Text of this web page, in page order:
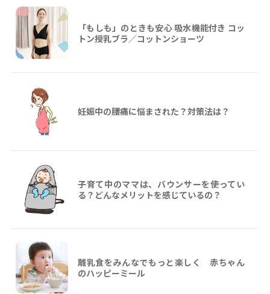
「もしも」のときも安心 吸水機能付き コッ
トン授乳ブラ／コットンショーツ
妊娠中の腰痛に悩まされた？対策法は？
子育て中のママは、バウンサーを使ってい
る？どんなメリットを感じているの？
離乳食をみんなでもっと楽しく 赤ちゃん
のハッピーミール